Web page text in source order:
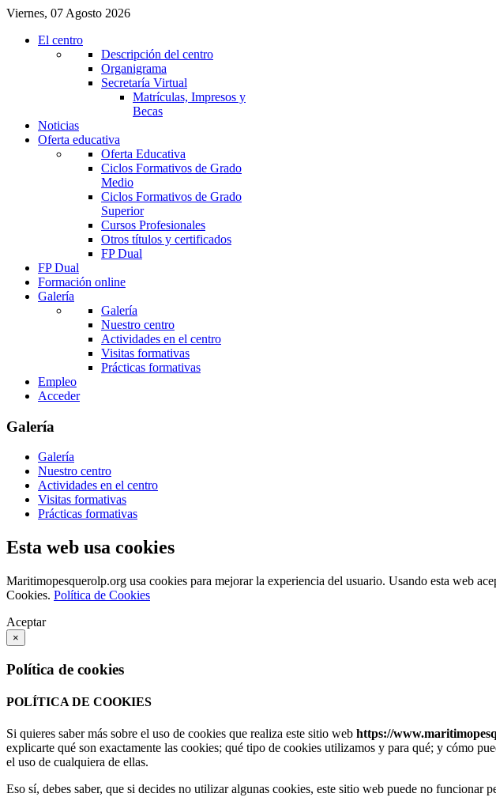
Viernes, 07 Agosto 2026
El centro
Descripción del centro
Organigrama
Secretaría Virtual
Matrículas, Impresos y
Becas
Noticias
Oferta educativa
Oferta Educativa
Ciclos Formativos de Grado
Medio
Ciclos Formativos de Grado
Superior
Cursos Profesionales
Otros títulos y certificados
FP Dual
FP Dual
Formación online
Galería
Galería
Nuestro centro
Actividades en el centro
Visitas formativas
Prácticas formativas
Empleo
Acceder
Galería
Galería
Nuestro centro
Actividades en el centro
Visitas formativas
Prácticas formativas
Esta web usa cookies
Maritimopesquerolp.org usa cookies para mejorar la experiencia del usuario. Usando esta web
Cookies. Política de Cookies
Aceptar
×
Política de cookies
POLÍTICA DE COOKIES
Si quieres saber más sobre el uso de cookies que realiza este sitio web https://
explicarte qué son exactamente las cookies; qué tipo de cookies utilizamos y para qué; y cómo
el uso de cualquiera de ellas.
Eso sí, debes saber, que si decides no utilizar algunas cookies, este sitio web puede no funcionar